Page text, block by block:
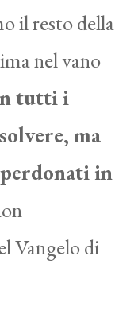
il resto della
nel vano
tutti i
ma
perdonati in
Vangelo di